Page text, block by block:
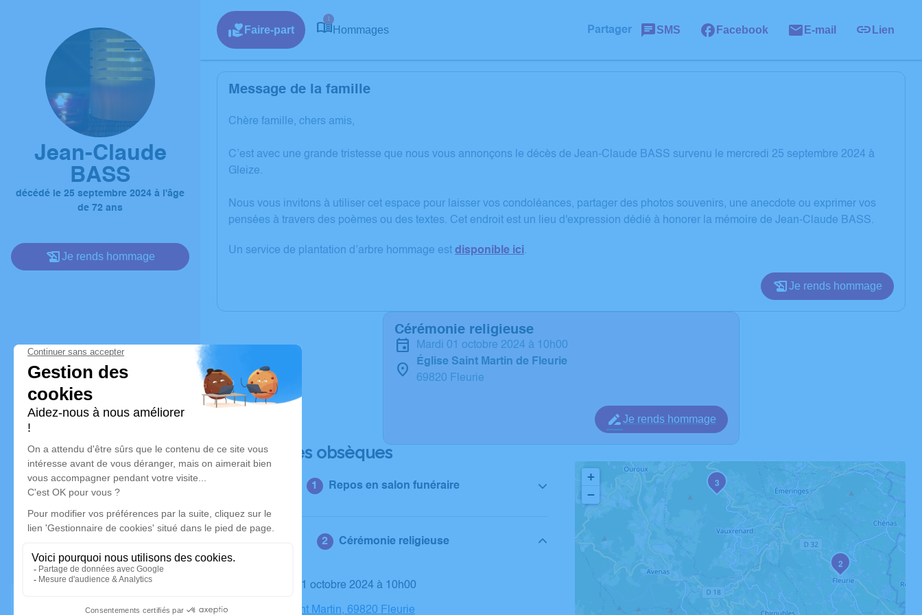
Jean-Claude
BASS
décédé le 25 septembre 2024 à l'âge
de 72 ans
Je rends hommage
Faire-part
1
Hommages Partager SMS Facebook E-mail Lien
Message de la famille
Chère famille, chers amis,
C’est avec une grande tristesse que nous vous annonçons le décès de Jean-Claude BASS survenu le mercredi 25 septembre 2024 à
Gleize.
Nous vous invitons à utiliser cet espace pour laisser vos condoléances, partager des photos souvenirs, une anecdote ou exprimer vos
pensées à travers des poèmes ou des textes. Cet endroit est un lieu d'expression dédié à honorer la mémoire de Jean-Claude BASS.
Un service de plantation d’arbre hommage est disponible ici.
Je rends hommage
Cérémonie religieuse
mardi 01 octobre 2024 à 10h00
Église Saint Martin de Fleurie
69820 Fleurie
Je rends hommage
Déroulé des obsèques
Repos en salon funéraire
Cérémonie religieuse
Le mardi 01 octobre 2024 à 10h00
Église Saint Martin, 69820 Fleurie
2
3
+
−